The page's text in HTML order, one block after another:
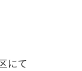
にて